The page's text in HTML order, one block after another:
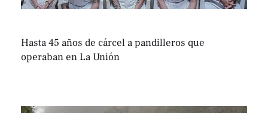
Hasta 45 años de cárcel a pandilleros que
operaban en La Unión